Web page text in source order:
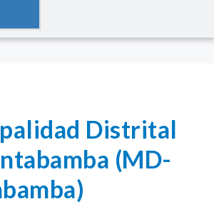
Distrital
(MD-